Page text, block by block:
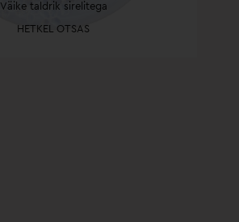
Väike taldrik sirelitega
HETKEL OTSAS